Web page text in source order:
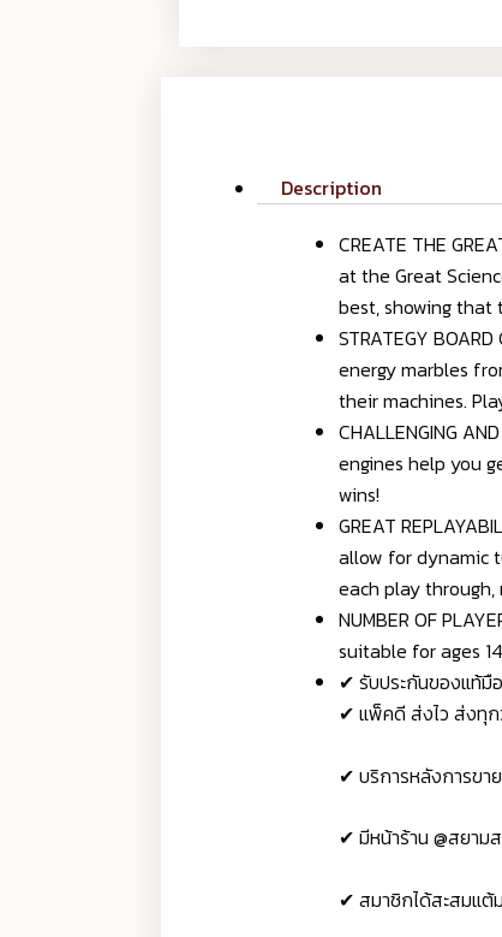
Description
CREATE THE
at the Great
best, showing
STRATEGY
energy marbles
their machines.
CHALLENGING
engines help you
wins!
GREAT
allow for dynamic
each play
NUMBER OF
suitable for ages
✔ รับประกันของแท้มื
✔ แพ็คดี ส่งไว ส่งทุ
✔ บริการหลังการขาย
✔ มีหน้าร้าน @สยาม
✔ สมาชิกได้สะสมแต้